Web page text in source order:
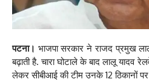
पटना। भाजपा सरकार ने राजद प्रमुख
बढ़ाती है. चारा घोटाले के बाद लालू यादव
लेकर सीबीआई की टीम उनके 12 ठिकानों